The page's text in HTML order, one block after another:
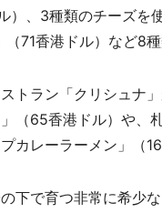
）、3種類のチーズを
71香港ドル）など8
トラン「クリシュナ
（65香港ドル）や、
カレーラーメン」（
下で育つ非常に希少